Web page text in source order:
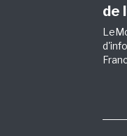
de